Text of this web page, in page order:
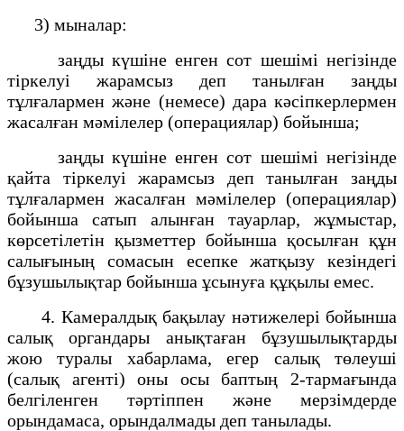
3) мыналар:
заңды күшіне енген сот шешімі негізінде
тіркелуі жарамсыз деп танылған заңды
тұлғалармен және (немесе) дара кәсіпкерлермен
жасалған мәмілелер (операциялар) бойынша;
заңды күшіне енген сот шешімі негізінде
қайта тіркелуі жарамсыз деп танылған заңды
тұлғалармен жасалған мәмілелер (операциялар)
бойынша сатып алынған тауарлар, жұмыстар,
көрсетілетін қызметтер бойынша қосылған құн
салығының сомасын есепке жатқызу кезіндегі
бұзушылықтар бойынша ұсынуға құқылы емес.
4. Камералдық бақылау нәтижелері бойынша
салық органдары анықтаған бұзушылықтарды
жою туралы хабарлама, егер салық төлеуші
(салық агенті) оны осы баптың 2-тармағында
белгіленген тәртіппен және мерзімдерде
орындамаса, орындалмады деп танылады.